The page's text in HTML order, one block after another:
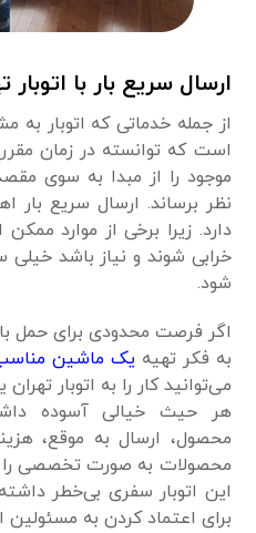
ارسال سریع بار با اتوبار
از جمله خدماتی که اتوبار
است که توانسته در زمان
موجود را از مبدا به سوی
نظر برساند. ارسال سریع بار
دارد. زیرا برخی از موارد
خرابی شوند و نیاز باشد
شود.
اگر فرصت محدودی برای حمل
به فکر تهیه یک ماشین
می‌توانید کار را به اتوبار
هر حیث خیالی آسوده
محصول، ارسال به موقع،
محصولات به صورت تخصصی را
این اتوبار سفری بی‌خطر
برای اعتماد کردن به